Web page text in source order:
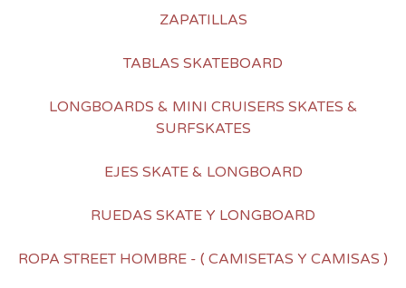
ZAPATILLAS
TABLAS SKATEBOARD
LONGBOARDS & MINI CRUISERS SKATES &
SURFSKATES
EJES SKATE & LONGBOARD
RUEDAS SKATE Y LONGBOARD
ROPA STREET HOMBRE - ( CAMISETAS Y CAMISAS )